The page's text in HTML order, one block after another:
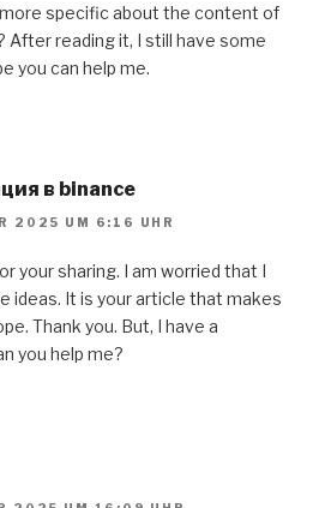
more specific about the content of
After reading it, I still have some
you can help me.
в binance
2025 UM 6:16 UHR
your sharing. I am worried that I
ideas. It is your article that makes
Thank you. But, I have a
you help me?